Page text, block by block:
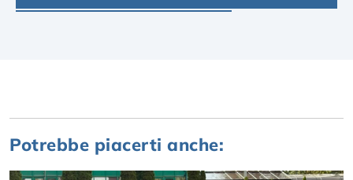
Potrebbe piacerti anche: